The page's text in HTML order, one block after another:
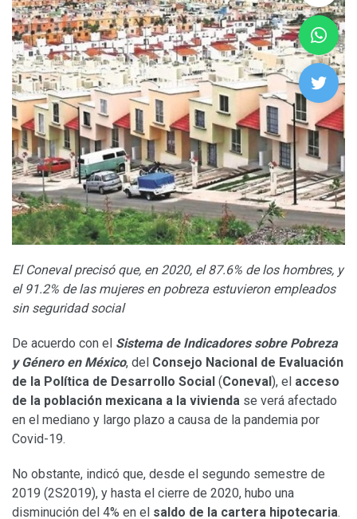
El Coneval precisó que, en 2020, el 87.6% de los hombres, y
el 91.2% de las mujeres en pobreza estuvieron empleados
sin seguridad social
De acuerdo con el Sistema de Indicadores sobre Pobreza
y Género en México, del Consejo Nacional de Evaluación
de la Política de Desarrollo Social (Coneval), el acceso
de la población mexicana a la vivienda se verá afectado
en el mediano y largo plazo a causa de la pandemia por
Covid-19.
No obstante, indicó que, desde el segundo semestre de
2019 (2S2019), y hasta el cierre de 2020, hubo una
disminución del 4% en el saldo de la cartera hipotecaria.